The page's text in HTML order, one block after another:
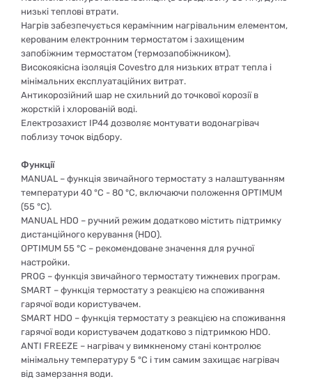
низькі теплові втрати.
Нагрів забезпечується керамічним нагрівальним елементом,
керованим електронним термостатом і захищеним
запобіжним термостатом (термозапобіжником).
Високоякісна ізоляція Covestro для низьких втрат тепла і
мінімальних експлуатаційних витрат.
Антикорозійний шар не схильний до точкової корозії в
жорсткій і хлорованій воді.
Електрозахист IP44 дозволяє монтувати водонагрівач
поблизу точок відбору.
Функції
MANUAL – функція звичайного термостату з налаштуванням
температури 40 °C - 80 °C, включаючи положення OPTIMUM
(55 °C).
MANUAL HDO – ручний режим додатково містить підтримку
дистанційного керування (HDO).
OPTIMUM 55 °C – рекомендоване значення для ручної
настройки.
PROG – функція звичайного термостату тижневих програм.
SMART – функція термостату з реакцією на споживання
гарячої води користувачем.
SMART HDO – функція термостату з реакцією на споживання
гарячої води користувачем додатково з підтримкою HDO.
ANTI FREEZE – нагрівач у вимкненому стані контролює
мінімальну температуру 5 °C і тим самим захищає нагрівач
від замерзання води.